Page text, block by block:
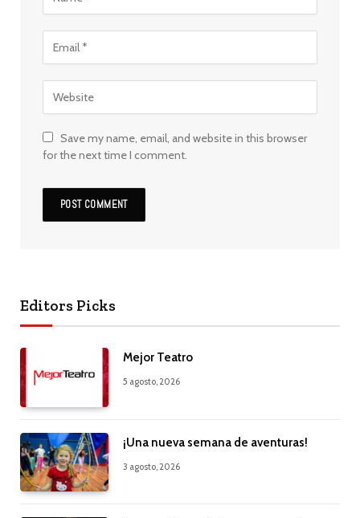
Save my name, email, and website in this browser
for the next time I comment.
Editors Picks
Mejor Teatro
5 agosto, 2026
¡Una nueva semana de aventuras!
3 agosto, 2026